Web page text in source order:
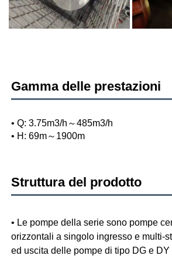
Gamma delle prestazioni
• Q: 3.75m3/h～485m3/h
• H: 69m～1900m
Struttura del prodotto
• Le pompe della serie sono pompe
orizzontali a singolo ingresso e multi-
ed uscita delle pompe di tipo DG e